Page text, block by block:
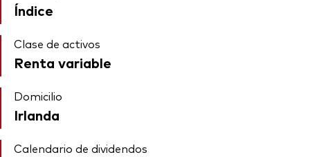
Índice
Clase de activos
Renta variable
Domicilio
Irlanda
Calendario de dividendos